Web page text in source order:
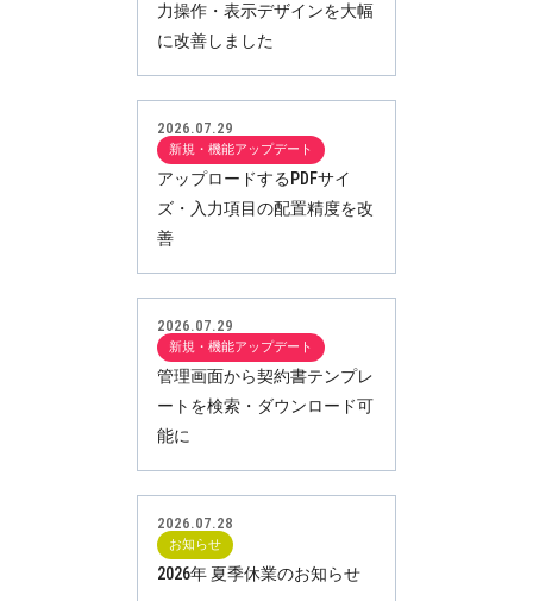
力操作・表示デザインを大幅
に改善しました
2026.07.29
新規・機能アップデート
アップロードするPDFサイ
ズ・入力項目の配置精度を改
善
2026.07.29
新規・機能アップデート
管理画面から契約書テンプレ
ートを検索・ダウンロード可
能に
2026.07.28
お知らせ
2026年 夏季休業のお知らせ